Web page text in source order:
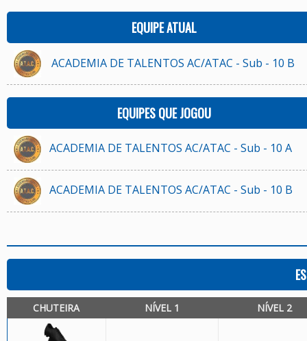
EQUIPE ATUAL
ACADEMIA DE TALENTOS AC/ATAC - Sub - 10 B
EQUIPES QUE JOGOU
ACADEMIA DE TALENTOS AC/ATAC - Sub - 10 A
ACADEMIA DE TALENTOS AC/ATAC - Sub - 10 B
CHUTEIRA NÍVEL 1 NÍVEL 2